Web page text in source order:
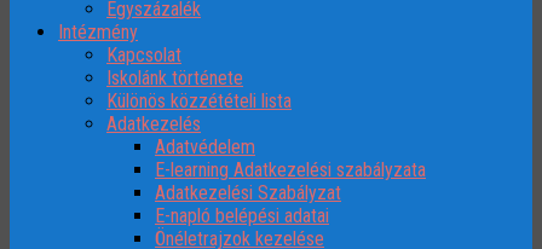
Egyszázalék
Intézmény
Kapcsolat
Iskolánk története
Különös közzétételi lista
Adatkezelés
Adatvédelem
E-learning Adatkezelési szabályzata
Adatkezelési Szabályzat
E-napló belépési adatai
Önéletrajzok kezelése